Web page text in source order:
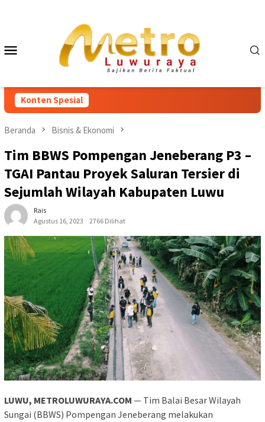
Mobile
Konten Spesial
Beranda Bisnis & Ekonomi
Tim BBWS Pompengan Jeneberang P3 –
TGAI Pantau Proyek Saluran Tersier di
Sejumlah Wilayah Kabupaten Luwu
Rais
Agustus 16, 2023
2766 Dilihat
LUWU, METROLUWURAYA.COM — Tim Balai Besar Wilayah
Sungai (BBWS) Pompengan Jeneberang melakukan